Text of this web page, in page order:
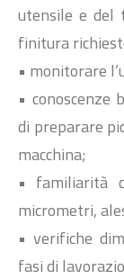
utensile e del
finitura
• monitorare
• conoscenze
di preparare
macchina;
• familiarità
micrometri,
• verifiche
fasi di